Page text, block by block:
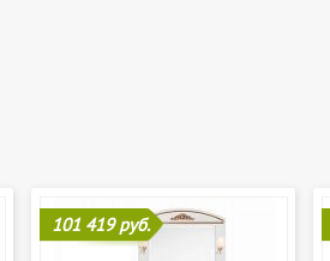
101 419 руб.